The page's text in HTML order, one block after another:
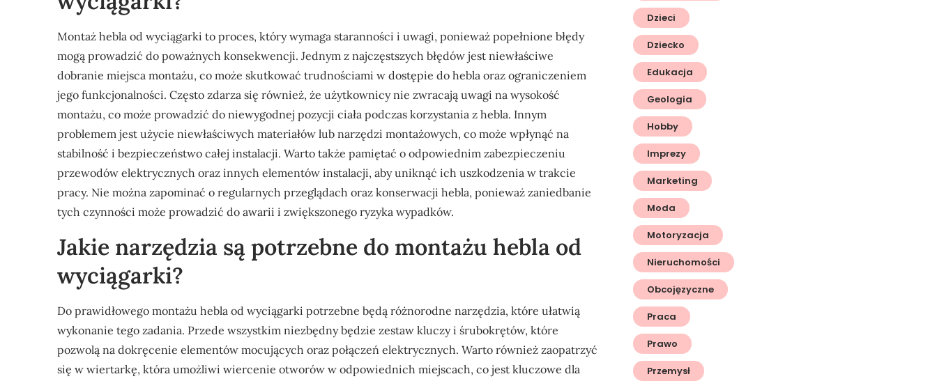
Montaż hebla od wyciągarki to proces, który wymaga staranności i uwagi, ponieważ popełnione błędy
mogą prowadzić do poważnych konsekwencji. Jednym z najczęstszych błędów jest niewłaściwe
dobranie miejsca montażu, co może skutkować trudnościami w dostępie do hebla oraz ograniczeniem
jego funkcjonalności. Często zdarza się również, że użytkownicy nie zwracają uwagi na wysokość
montażu, co może prowadzić do niewygodnej pozycji ciała podczas korzystania z hebla. Innym
problemem jest użycie niewłaściwych materiałów lub narzędzi montażowych, co może wpłynąć na
stabilność i bezpieczeństwo całej instalacji. Warto także pamiętać o odpowiednim zabezpieczeniu
przewodów elektrycznych oraz innych elementów instalacji, aby uniknąć ich uszkodzenia w trakcie
pracy. Nie można zapominać o regularnych przeglądach oraz konserwacji hebla, ponieważ zaniedbanie
tych czynności może prowadzić do awarii i zwiększonego ryzyka wypadków.
Jakie narzędzia są potrzebne do montażu hebla od
wyciągarki?
Do prawidłowego montażu hebla od wyciągarki potrzebne będą różnorodne narzędzia, które ułatwią
wykonanie tego zadania. Przede wszystkim niezbędny będzie zestaw kluczy i śrubokrętów, które
pozwolą na dokręcenie elementów mocujących oraz połączeń elektrycznych. Warto również zaopatrzyć
się w wiertarkę, która umożliwi wiercenie otworów w odpowiednich miejscach, co jest kluczowe dla
Dzieci
Dziecko
Edukacja
Geologia
Hobby
Imprezy
Marketing
Moda
Motoryzacja
Nieruchomości
Obcojęzyczne
Praca
Prawo
Przemysł